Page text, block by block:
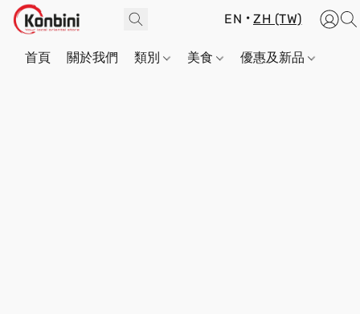
EN ZH (TW)
首頁 關於我們 類別 美食 優惠及新品